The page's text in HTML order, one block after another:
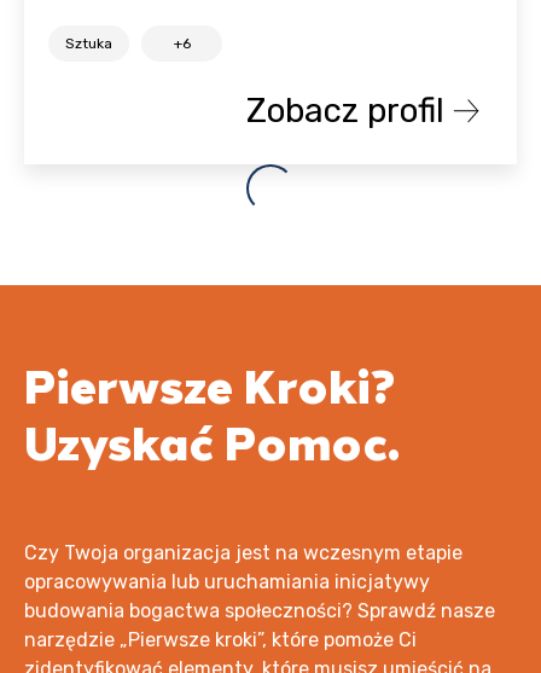
Sztuka +6
Zobacz profil
Pierwsze Kroki?
Uzyskać Pomoc.
Czy Twoja organizacja jest na wczesnym etapie
opracowywania lub uruchamiania inicjatywy
budowania bogactwa społeczności? Sprawdź nasze
narzędzie „Pierwsze kroki”, które pomoże Ci